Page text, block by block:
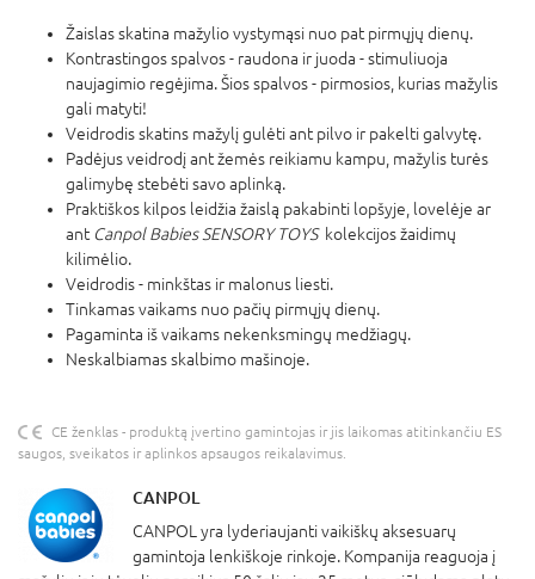
Žaislas skatina mažylio vystymąsi nuo pat pirmųjų dienų.
Kontrastingos spalvos - raudona ir juoda - stimuliuoja
naujagimio regėjima. Šios spalvos - pirmosios, kurias mažylis
gali matyti!
Veidrodis skatins mažylį gulėti ant pilvo ir pakelti galvytę.
Padėjus veidrodį ant žemės reikiamu kampu, mažylis turės
galimybę stebėti savo aplinką.
Praktiškos kilpos leidžia žaislą pakabinti lopšyje, lovelėje ar
ant Canpol Babies SENSORY TOYS kolekcijos žaidimų
kilimėlio.
Veidrodis - minkštas ir malonus liesti.
Tinkamas vaikams nuo pačių pirmųjų dienų.
Pagaminta iš vaikams nekenksmingų medžiagų.
Neskalbiamas skalbimo mašinoje.
CE ženklas - produktą įvertino gamintojas ir jis laikomas atitinkančiu ES
saugos, sveikatos ir aplinkos apsaugos reikalavimus.
CANPOL
CANPOL yra lyderiaujanti vaikiškų aksesuarų
gamintoja lenkiškoje rinkoje. Kompanija reaguoja į